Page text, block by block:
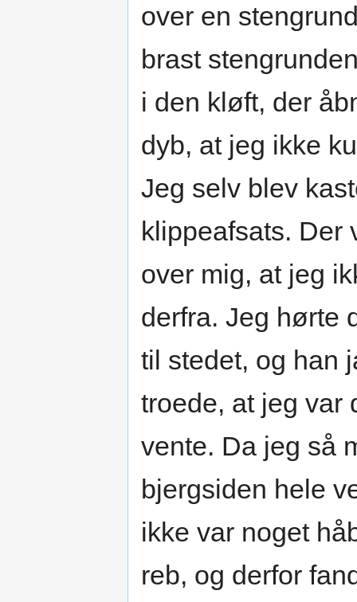
over en
brast
i den kløft, der
dyb, at jeg ikke
Jeg selv blev
klippeafsats. Der
over mig, at jeg
derfra. Jeg hørte
til stedet, og han
troede, at jeg var
vente. Da jeg så
bjergsiden hele
ikke var noget
reb, og derfor